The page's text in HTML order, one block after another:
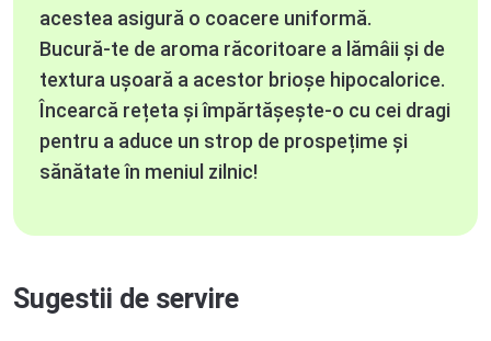
acestea asigură o coacere uniformă.
Bucură-te de aroma răcoritoare a lămâii și de
textura ușoară a acestor brioșe hipocalorice.
Încearcă rețeta și împărtășește-o cu cei dragi
pentru a aduce un strop de prospețime și
sănătate în meniul zilnic!
Sugestii de servire